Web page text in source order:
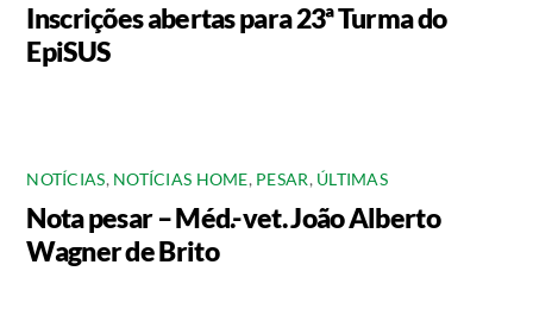
Inscrições abertas para 23ª Turma do
EpiSUS
NOTÍCIAS, NOTÍCIAS HOME, PESAR, ÚLTIMAS
Nota pesar – Méd.-vet. João Alberto
Wagner de Brito